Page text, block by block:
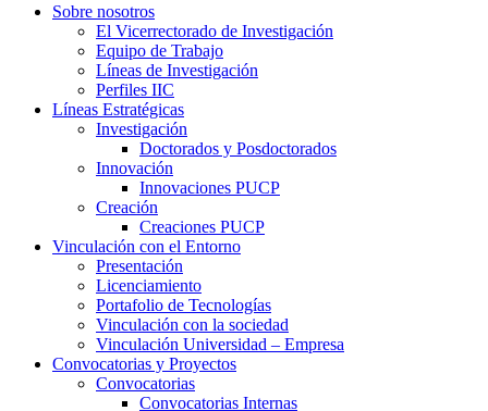
Sobre nosotros
El Vicerrectorado de Investigación
Equipo de Trabajo
Líneas de Investigación
Perfiles IIC
Líneas Estratégicas
Investigación
Doctorados y Posdoctorados
Innovación
Innovaciones PUCP
Creación
Creaciones PUCP
Vinculación con el Entorno
Presentación
Licenciamiento
Portafolio de Tecnologías
Vinculación con la sociedad
Vinculación Universidad – Empresa
Convocatorias y Proyectos
Convocatorias
Convocatorias Internas